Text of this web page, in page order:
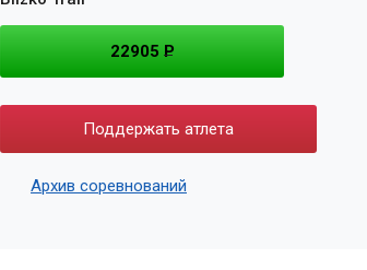
22905 P
Поддержать атлета
Архив соревнований